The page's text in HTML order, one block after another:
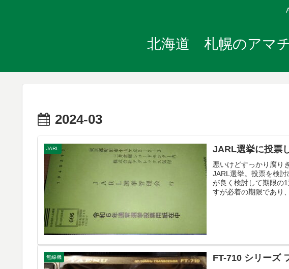
北海道 札幌のアマ
2024-03
JARL JARL選挙に投票
悪いけどすっかり腐り
JARL選挙。投票を検
が良く検討して期限の
すが必着の期限であり
無線機 FT-710 シリーズ